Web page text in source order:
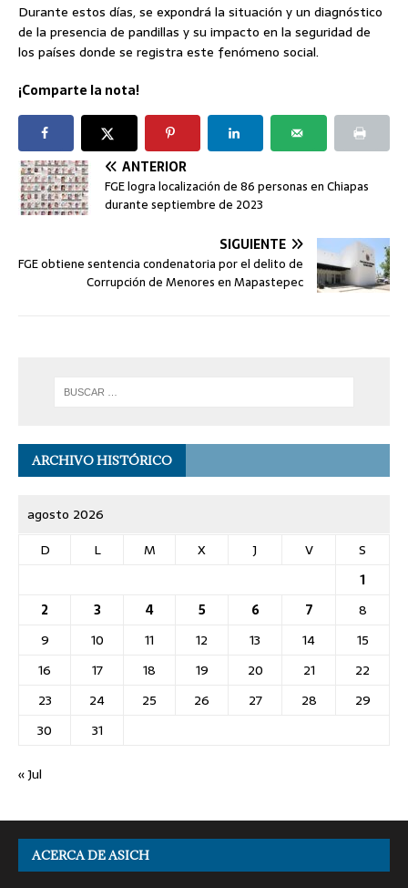
Durante estos días, se expondrá la situación y un diagnóstico
de la presencia de pandillas y su impacto en la seguridad de
los países donde se registra este fenómeno social.
¡Comparte la nota!
ANTERIOR
FGE logra localización de 86 personas en Chiapas
durante septiembre de 2023
SIGUIENTE
FGE obtiene sentencia condenatoria por el delito de
Corrupción de Menores en Mapastepec
ARCHIVO HISTÓRICO
agosto 2026
D
L M X J V
S
1
2
3 4 5 6 7
8
9
10 11 12 13 14
15
16
17 18 19 20 21
22
23
24 25 26 27 28
29
30
31
« Jul
ACERCA DE ASICH